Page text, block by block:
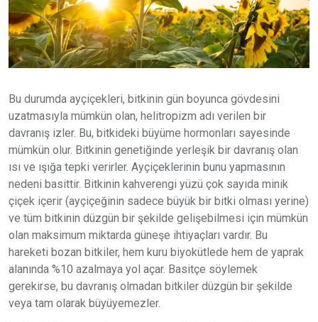
Bu durumda ayçiçekleri, bitkinin gün boyunca gövdesini
uzatmasıyla mümkün olan, helitropizm adı verilen bir
davranış izler. Bu, bitkideki büyüme hormonları sayesinde
mümkün olur. Bitkinin genetiğinde yerleşik bir davranış olan
ısı ve ışığa tepki verirler. Ayçiçeklerinin bunu yapmasının
nedeni basittir. Bitkinin kahverengi yüzü çok sayıda minik
çiçek içerir (ayçiçeğinin sadece büyük bir bitki olması yerine)
ve tüm bitkinin düzgün bir şekilde gelişebilmesi için mümkün
olan maksimum miktarda güneşe ihtiyaçları vardır. Bu
hareketi bozan bitkiler, hem kuru biyokütlede hem de yaprak
alanında %10 azalmaya yol açar. Basitçe söylemek
gerekirse, bu davranış olmadan bitkiler düzgün bir şekilde
veya tam olarak büyüyemezler.